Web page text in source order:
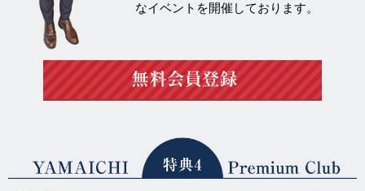
なイベントを開催 しております。